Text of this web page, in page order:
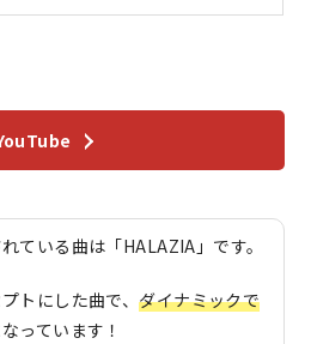
ている曲は「HALAZIA」です。
トにした曲で、ダイナミックで
っています！